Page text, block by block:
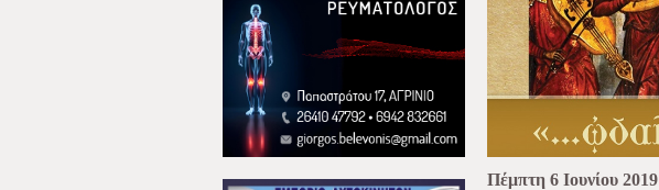
Πέμπτη 6 Ιουνίου 2019